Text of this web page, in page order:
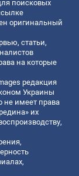
поисковых
оригинальный
статьи,
на которые
редакция
Украины
не имеет права
их